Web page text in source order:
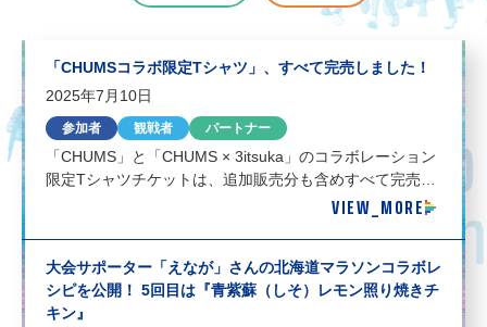
「CHUMSコラボ限定Tシャツ」、すべて完売しました！
2025年7月10日
参加者 観戦者 パートナー
「CHUMS」と「CHUMS × 3itsuka」のコラボレーション
限定Tシャツチケットは、追加販売分も含めすべて完売し
ました！ サッポロファクトリーで9月28日まで開催中の北
（金）、30日（土）に大通公園で行う北海道マラソン
2025 EXP
VIEW_MORE
大会サポーター「えなが」さんの北海道マラソンコラボレ
シピを公開！ 5回目は『青紫蘇（しそ）レモン照り焼きチ
キン』